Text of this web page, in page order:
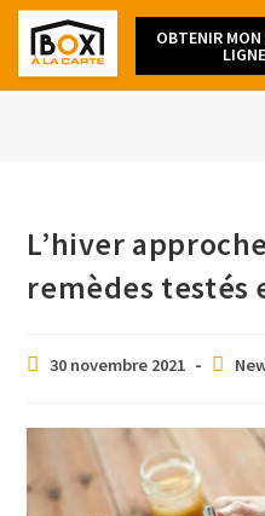
OBTENIR MON
LIGNE
L’hiver
remèdes testés
30 novembre 2021